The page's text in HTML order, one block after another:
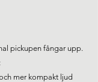
pickupen fångar upp.
mer kompakt ljud